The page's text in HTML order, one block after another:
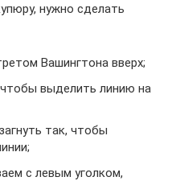
нужно сделать
Вашингтона вверх;
выделить линию на
так, чтобы
с левым уголком,